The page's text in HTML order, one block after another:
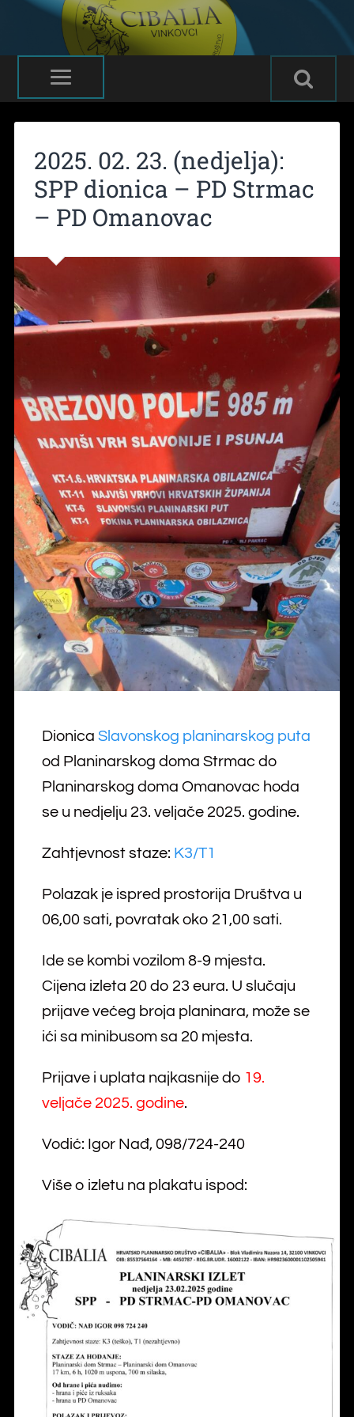
2025. 02. 23. (nedjelja):
SPP dionica – PD Strmac
– PD Omanovac
Dionica Slavonskog planinarskog puta
od Planinarskog doma Strmac do
Planinarskog doma Omanovac hoda
se u nedjelju 23. veljače 2025. godine.
Zahtjevnost staze: K3/T1
Polazak je ispred prostorija Društva u
06,00 sati, povratak oko 21,00 sati.
Ide se kombi vozilom 8-9 mjesta.
Cijena izleta 20 do 23 eura. U slučaju
prijave većeg broja planinara, može se
ići sa minibusom sa 20 mjesta.
Prijave i uplata najkasnije do 19.
veljače 2025. godine.
Vodić: Igor Nađ, 098/724-240
Više o izletu na plakatu ispod: